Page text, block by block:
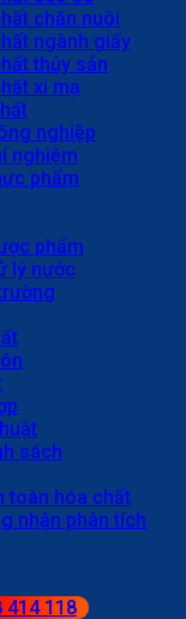
chăn nuôi
ngành giấy
thủy sản
xi mạ
nghiệp
nghiệm
phẩm
phẩm
lý nước
sách
toàn hóa chất
nhận phân tích
414 118